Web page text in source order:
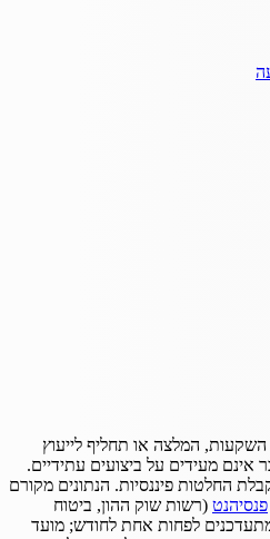
השקעות, המלצה או תחליף לייעוץ
אינם מעידים על ביצועים עתידיים.
החלטות פיננסיות. הנתונים מקורם
פנסיהנט (רשות שוק ההון, ביטוח
לפחות אחת לחודש; מועד